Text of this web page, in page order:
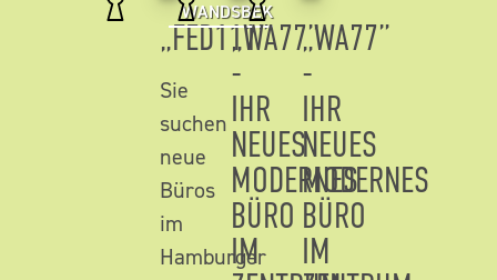
WANDSBEK
„FED111”
Sie
suchen
neue
Büros
im
Hamburger
„WA77”
-
IHR
NEUES
MODERNES
BÜRO
IM
„WA77”
-
IHR
NEUES
MODERNES
BÜRO
IM